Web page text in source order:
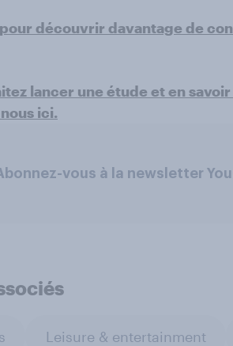
découvrir davantage de
lancer une étude et en
ici.
vous à la newsletter
Leisure & entertainment